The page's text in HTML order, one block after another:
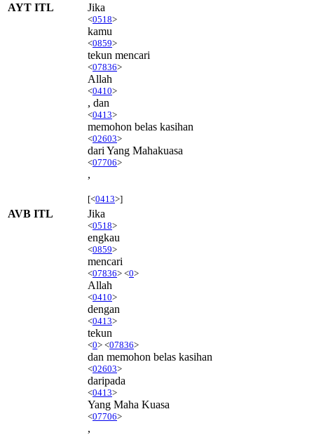
AYT ITL
Jika
<0518>
kamu
<0859>
tekun mencari
<07836>
Allah
<0410>
, dan
<0413>
memohon belas kasihan
<02603>
dari Yang Mahakuasa
<07706>
,
[<0413>]
AVB ITL Jika
<0518>
engkau
<0859>
mencari
<07836> <0>
Allah
<0410>
dengan
<0413>
tekun
<0> <07836>
dan memohon belas kasihan
<02603>
daripada
<0413>
Yang Maha Kuasa
<07706>
,